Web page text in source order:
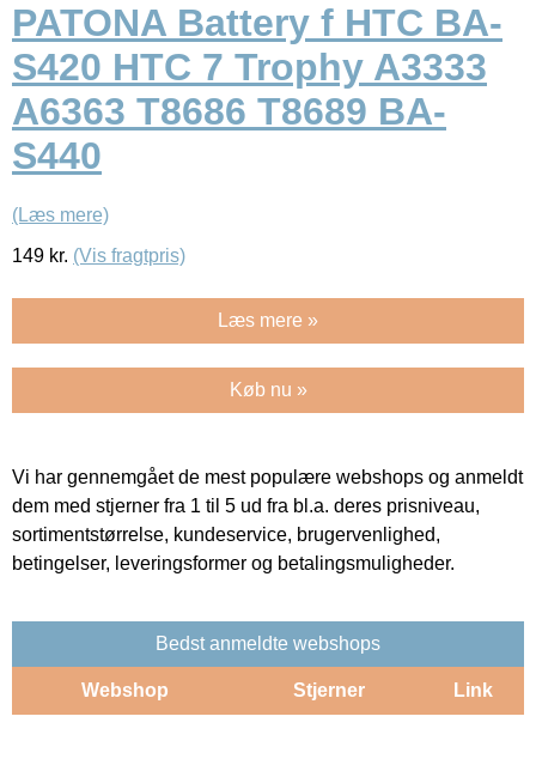
PATONA Battery f HTC BA-
S420 HTC 7 Trophy A3333
A6363 T8686 T8689 BA-
S440
(Læs mere)
149 kr. (Vis fragtpris)
Læs mere »
Køb nu »
Vi har gennemgået de mest populære webshops og anmeldt
dem med stjerner fra 1 til 5 ud fra bl.a. deres prisniveau,
sortimentstørrelse, kundeservice, brugervenlighed,
betingelser, leveringsformer og betalingsmuligheder.
Bedst anmeldte webshops
Webshop Stjerner Link